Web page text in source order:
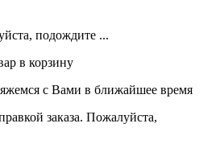
подождите ...
в корзину
с Вами в ближайшее время
заказа. Пожалуйста,